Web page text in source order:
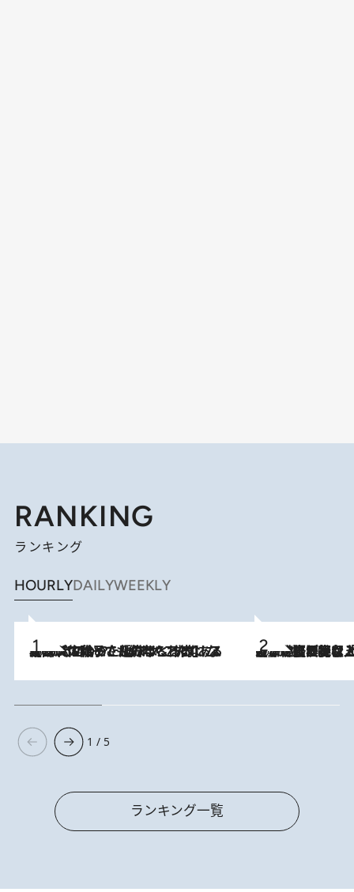
RANKING
ランキング
HOURLYDAILYWEEKLY
2026.8.5
【阿川佐和子さんの年とる力】なぜ70代で始めた趣味は“こんなに楽しい”のか？ ピアノ、俳句…スランプに陥っても続けられる“ある秘訣”とは 2026.8.5
【なぜ吉沢亮は「気配を消せる」のか？】興行収入208億の『国宝』を経て挑むミュージカル『ディア・エヴァン・ハンセン』。トップ俳優が舞台上でさらけ出した“孤独”とは
1 / 5
ランキング一覧